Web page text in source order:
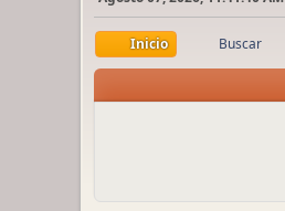
Inicio Buscar